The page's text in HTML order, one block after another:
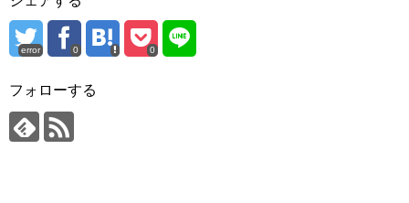
error 0 0
フォローする